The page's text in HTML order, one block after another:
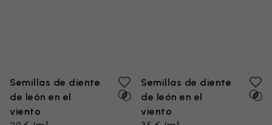
Semillas de diente
de león en el
viento
Semillas de diente
de león en el
viento